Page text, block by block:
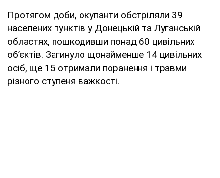
Протягом доби, окупанти обстріляли 39
населених пунктів у Донецькій та Луганській
областях, пошкодивши понад 60 цивільних
об’єктів. Загинуло щонайменше 14 цивільних
осіб, ще 15 отримали поранення і травми
різного ступеня важкості.